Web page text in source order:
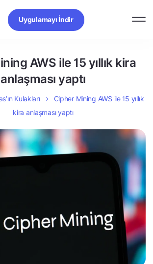
Uygulamayı İndir
AWS ile 15 yıllık kira
anlaşması yaptı
Kulakları
Cipher Mining AWS ile 15 yıllık
kira anlaşması yaptı